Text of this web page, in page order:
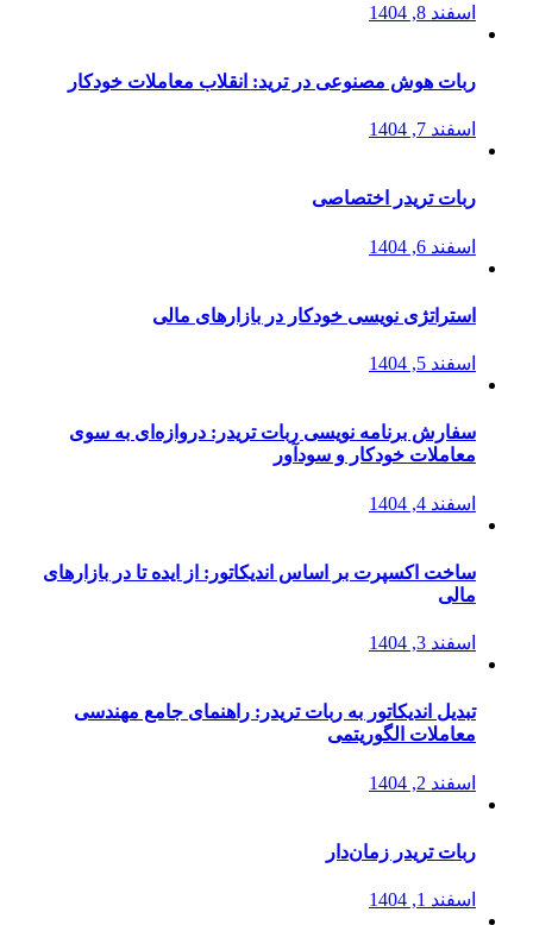
اسفند 8, 1404
ربات هوش مصنوعی در ترید: انقلاب معاملات خودکار
اسفند 7, 1404
ربات تریدر اختصاصی
اسفند 6, 1404
استراتژی‌ نویسی خودکار در بازارهای مالی
اسفند 5, 1404
سفارش برنامه نویسی ربات تریدر: دروازه‌ای به سوی
معاملات خودکار و سودآور
اسفند 4, 1404
ساخت اکسپرت بر اساس اندیکاتور: از ایده تا در بازارهای
مالی
اسفند 3, 1404
تبدیل اندیکاتور به ربات تریدر: راهنمای جامع مهندسی
معاملات الگوریتمی
اسفند 2, 1404
ربات تریدر زمان‌دار
اسفند 1, 1404